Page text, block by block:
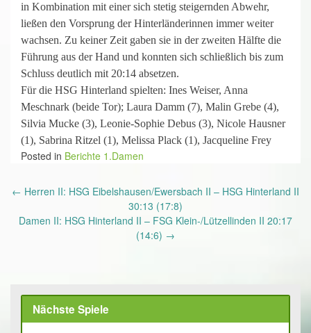
in Kombination mit einer sich stetig steigernden Abwehr,
ließen den Vorsprung der Hinterländerinnen immer weiter
wachsen. Zu keiner Zeit gaben sie in der zweiten Hälfte die
Führung aus der Hand und konnten sich schließlich bis zum
Schluss deutlich mit 20:14 absetzen.
Für die HSG Hinterland spielten: Ines Weiser, Anna
Meschnark (beide Tor); Laura Damm (7), Malin Grebe (4),
Silvia Mucke (3), Leonie-Sophie Debus (3), Nicole Hausner
(1), Sabrina Ritzel (1), Melissa Plack (1), Jacqueline Frey
Posted in Berichte 1.Damen
Post
← Herren II: HSG Eibelshausen/Ewersbach II – HSG Hinterland II
30:13 (17:8)
Damen II: HSG Hinterland II – FSG Klein-/Lützellinden II 20:17
(14:6) →
Nächste Spiele